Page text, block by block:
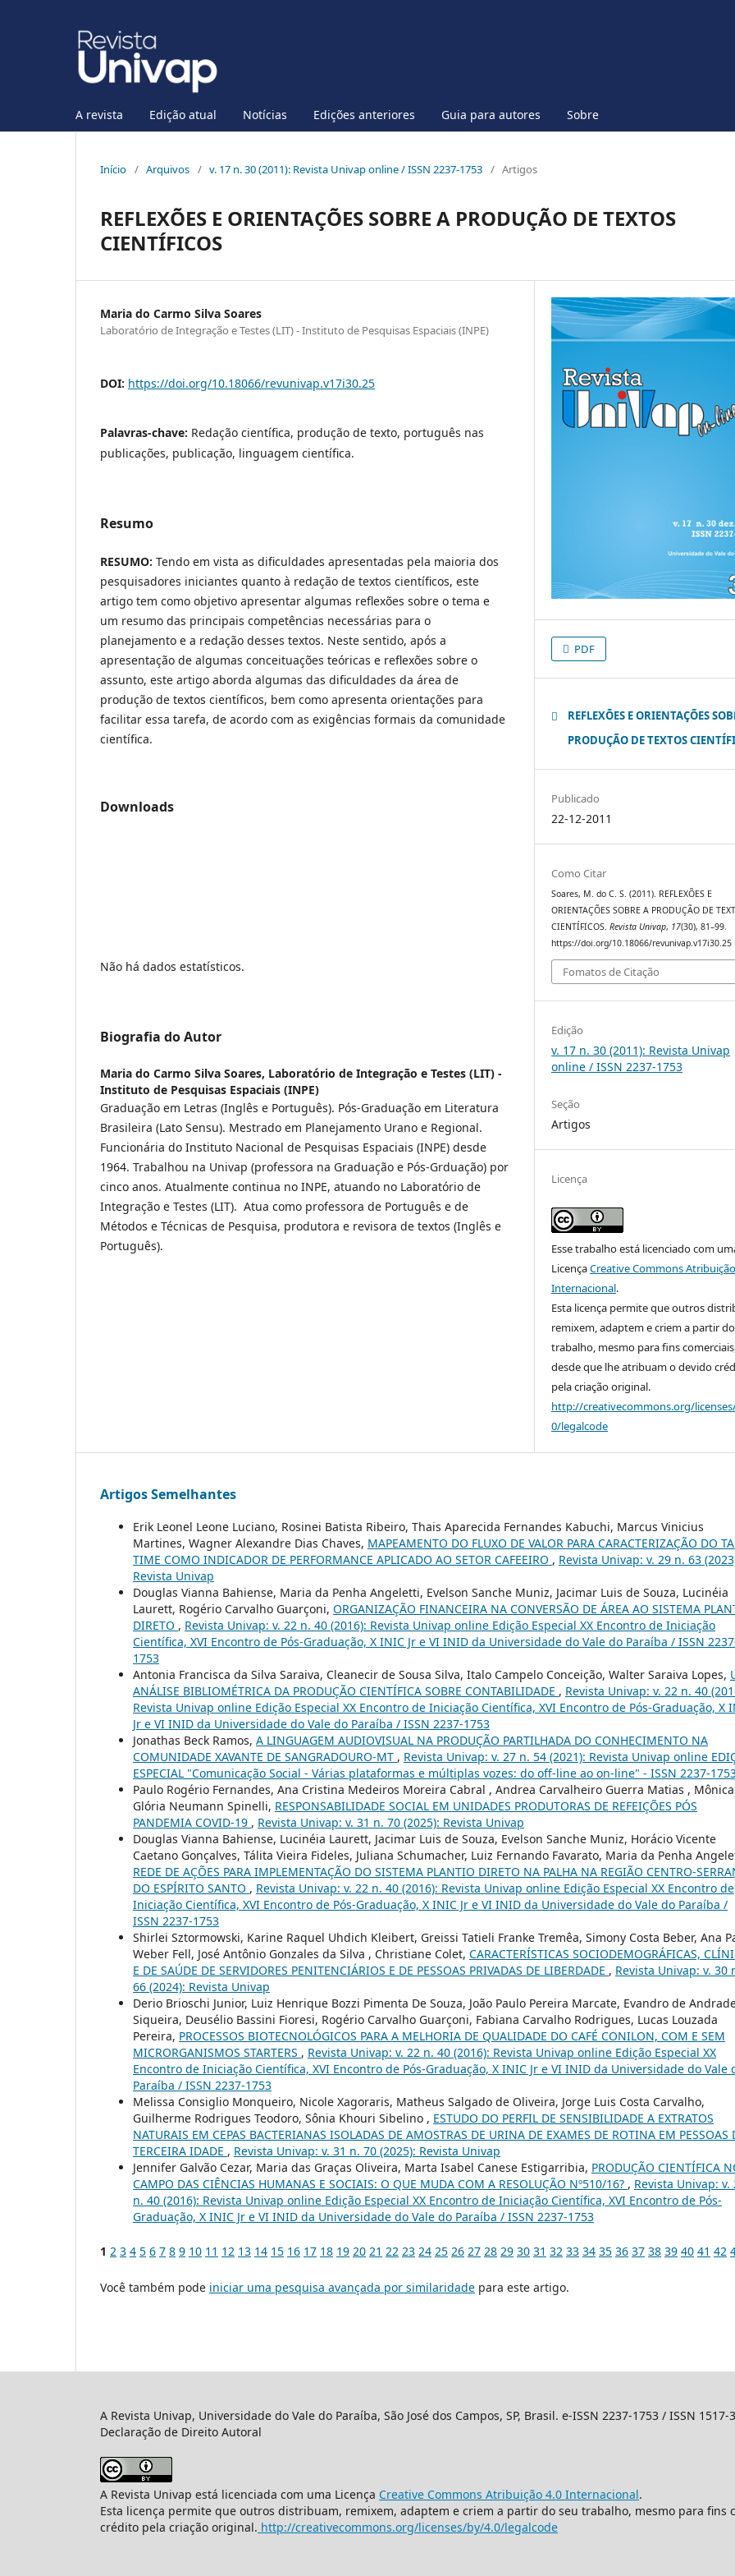
A revista Edição atual Notícias Edições anteriores Guia para autores Sobre
Início / Arquivos / v. 17 n. 30 (2011): Revista Univap online / ISSN 2237-1753 / Artigos
REFLEXÕES E ORIENTAÇÕES SOBRE A PRODUÇÃO DE TEXTOS
CIENTÍFICOS
Maria do Carmo Silva Soares
Laboratório de Integração e Testes (LIT) - Instituto de Pesquisas Espaciais (INPE)
DOI: https://doi.org/10.18066/revunivap.v17i30.25
Palavras-chave: Redação científica, produção de texto, português nas
publicações, publicação, linguagem científica.
Resumo
RESUMO: Tendo em vista as dificuldades apresentadas pela maioria dos
pesquisadores iniciantes quanto à redação de textos científicos, este
artigo tem como objetivo apresentar algumas reflexões sobre o tema e
um resumo das principais competências necessárias para o
planejamento e a redação desses textos. Neste sentido, após a
apresentação de algumas conceituações teóricas e reflexões sobre o
assunto, este artigo aborda algumas das dificuldades da área de
produção de textos científicos, bem como apresenta orientações para
facilitar essa tarefa, de acordo com as exigências formais da comunidade
científica.
Downloads
Não há dados estatísticos.
Biografia do Autor
Maria do Carmo Silva Soares, Laboratório de Integração e Testes (LIT) -
Instituto de Pesquisas Espaciais (INPE)
Graduação em Letras (Inglês e Português). Pós-Graduação em Literatura
Brasileira (Lato Sensu). Mestrado em Planejamento Urano e Regional.
Funcionária do Instituto Nacional de Pesquisas Espaciais (INPE) desde
1964. Trabalhou na Univap (professora na Graduação e Pós-Grduação) por
cinco anos. Atualmente continua no INPE, atuando no Laboratório de
Integração e Testes (LIT). Atua como professora de Português e de
Métodos e Técnicas de Pesquisa, produtora e revisora de textos (Inglês e
Português).
PDF
REFLEXÕES E ORIENTAÇÕES
PRODUÇÃO DE TEXTOS
Publicado
22-12-2011
Como Citar
Soares, M. do C. S. (2011). REFLEXÕES E
ORIENTAÇÕES SOBRE A PRODUÇÃO DE
CIENTÍFICOS.Revista Univap, 17(30), 81–99.
https://doi.org/10.18066/revunivap.v17i30.25
Fomatos de Citação
Edição
v. 17 n. 30 (2011): Revista Univap
online / ISSN 2237-1753
Seção
Artigos
Licença
Esse trabalho está licenciado com
LicençaCreative Commons
Internacional.
Esta licença permite que outros
remixem, adaptem e criem a partir
trabalho, mesmo para fins
desde que lhe atribuam o devido
pela criação original.
http://creativecommons.org/
0/legalcode
Artigos Semelhantes
Erik Leonel Leone Luciano, Rosinei Batista Ribeiro, Thais Aparecida Fernandes Kabuchi, Marcus Vinicius
Martines, Wagner Alexandre Dias Chaves, MAPEAMENTO DO FLUXO DE VALOR PARA CARACTERIZAÇÃO DO
TIME COMO INDICADOR DE PERFORMANCE APLICADO AO SETOR CAFEEIRO , Revista Univap: v. 29 n. 63
Revista Univap
Douglas Vianna Bahiense, Maria da Penha Angeletti, Evelson Sanche Muniz, Jacimar Luis de Souza, Lucinéia
Laurett, Rogério Carvalho Guarçoni, ORGANIZAÇÃO FINANCEIRA NA CONVERSÃO DE ÁREA AO SISTEMA
DIRETO , Revista Univap: v. 22 n. 40 (2016): Revista Univap online Edição Especial XX Encontro de Iniciação
Científica, XVI Encontro de Pós-Graduação, X INIC Jr e VI INID da Universidade do Vale do Paraíba / ISSN
1753
Antonia Francisca da Silva Saraiva, Cleanecir de Sousa Silva, Italo Campelo Conceição, Walter Saraiva Lopes,
ANÁLISE BIBLIOMÉTRICA DA PRODUÇÃO CIENTÍFICA SOBRE CONTABILIDADE , Revista Univap: v. 22 n. 40
Revista Univap online Edição Especial XX Encontro de Iniciação Científica, XVI Encontro de Pós-Graduação, X
Jr e VI INID da Universidade do Vale do Paraíba / ISSN 2237-1753
Jonathas Beck Ramos, A LINGUAGEM AUDIOVISUAL NA PRODUÇÃO PARTILHADA DO CONHECIMENTO NA
COMUNIDADE XAVANTE DE SANGRADOURO-MT , Revista Univap: v. 27 n. 54 (2021): Revista Univap online
ESPECIAL "Comunicação Social - Várias plataformas e múltiplas vozes: do off-line ao on-line" - ISSN 2237-
Paulo Rogério Fernandes, Ana Cristina Medeiros Moreira Cabral , Andrea Carvalheiro Guerra Matias , Mônica
Glória Neumann Spinelli, RESPONSABILIDADE SOCIAL EM UNIDADES PRODUTORAS DE REFEIÇÕES PÓS
PANDEMIA COVID-19 , Revista Univap: v. 31 n. 70 (2025): Revista Univap
Douglas Vianna Bahiense, Lucinéia Laurett, Jacimar Luis de Souza, Evelson Sanche Muniz, Horácio Vicente
Caetano Gonçalves, Tálita Vieira Fideles, Juliana Schumacher, Luiz Fernando Favarato, Maria da Penha
REDE DE AÇÕES PARA IMPLEMENTAÇÃO DO SISTEMA PLANTIO DIRETO NA PALHA NA REGIÃO CENTRO-
DO ESPÍRITO SANTO , Revista Univap: v. 22 n. 40 (2016): Revista Univap online Edição Especial XX Encontro de
Iniciação Científica, XVI Encontro de Pós-Graduação, X INIC Jr e VI INID da Universidade do Vale do Paraíba /
ISSN 2237-1753
Shirlei Sztormowski, Karine Raquel Uhdich Kleibert, Greissi Tatieli Franke Tremêa, Simony Costa Beber, Ana
Weber Fell, José Antônio Gonzales da Silva , Christiane Colet, CARACTERÍSTICAS SOCIODEMOGRÁFICAS,
E DE SAÚDE DE SERVIDORES PENITENCIÁRIOS E DE PESSOAS PRIVADAS DE LIBERDADE , Revista Univap: v. 30
66 (2024): Revista Univap
Derio Brioschi Junior, Luiz Henrique Bozzi Pimenta De Souza, João Paulo Pereira Marcate, Evandro de
Siqueira, Deusélio Bassini Fioresi, Rogério Carvalho Guarçoni, Fabiana Carvalho Rodrigues, Lucas Louzada
Pereira, PROCESSOS BIOTECNOLÓGICOS PARA A MELHORIA DE QUALIDADE DO CAFÉ CONILON, COM E SEM
MICRORGANISMOS STARTERS , Revista Univap: v. 22 n. 40 (2016): Revista Univap online Edição Especial XX
Encontro de Iniciação Científica, XVI Encontro de Pós-Graduação, X INIC Jr e VI INID da Universidade do Vale
Paraíba / ISSN 2237-1753
Melissa Consiglio Monqueiro, Nicole Xagoraris, Matheus Salgado de Oliveira, Jorge Luis Costa Carvalho,
Guilherme Rodrigues Teodoro, Sônia Khouri Sibelino , ESTUDO DO PERFIL DE SENSIBILIDADE A EXTRATOS
NATURAIS EM CEPAS BACTERIANAS ISOLADAS DE AMOSTRAS DE URINA DE EXAMES DE ROTINA EM PESSOAS
TERCEIRA IDADE , Revista Univap: v. 31 n. 70 (2025): Revista Univap
Jennifer Galvão Cezar, Maria das Graças Oliveira, Marta Isabel Canese Estigarribia, PRODUÇÃO CIENTÍFICA
CAMPO DAS CIÊNCIAS HUMANAS E SOCIAIS: O QUE MUDA COM A RESOLUÇÃO Nº510/16? , Revista Univap: v.
n. 40 (2016): Revista Univap online Edição Especial XX Encontro de Iniciação Científica, XVI Encontro de Pós-
Graduação, X INIC Jr e VI INID da Universidade do Vale do Paraíba / ISSN 2237-1753
1 2 3 4 5 6 7 8 9 10 11 12 13 14 15 16 17 18 19 20 21 22 23 24 25 26 27 28 29 30 31 32 33 34 35 36 37 38 39 40 41 42
Você também pode iniciar uma pesquisa avançada por similaridade para este artigo.
A Revista Univap, Universidade do Vale do Paraíba, São José dos Campos, SP, Brasil. e-ISSN 2237-1753 / ISSN 1517-
Declaração de Direito Autoral
A Revista Univap está licenciada com uma Licença Creative Commons Atribuição 4.0 Internacional.
Esta licença permite que outros distribuam, remixem, adaptem e criem a partir do seu trabalho, mesmo para fins
crédito pela criação original. http://creativecommons.org/licenses/by/4.0/legalcode